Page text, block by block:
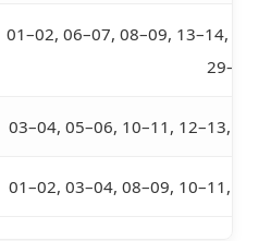
01–02, 06–07, 08–09, 13–14,
29–30
03–04, 05–06, 10–11, 12–13,
01–02, 03–04, 08–09, 10–11,